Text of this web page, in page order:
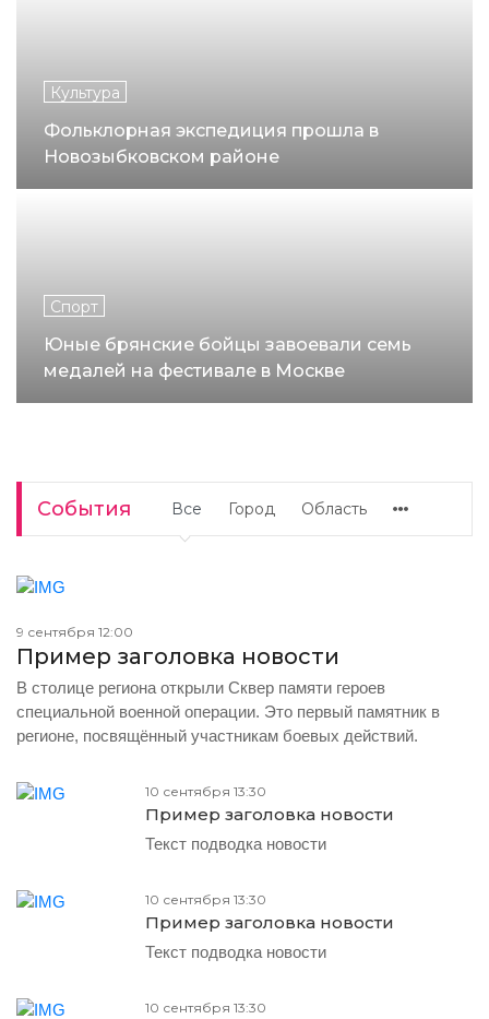
Культура
Фольклорная экспедиция прошла в
Новозыбковском районе
Спорт
Юные брянские бойцы завоевали семь
медалей на фестивале в Москве
События Все Город Область
9 сентября 12:00
Пример заголовка новости
В столице региона открыли Сквер памяти героев
специальной военной операции. Это первый памятник в
регионе, посвящённый участникам боевых действий.
10 сентября 13:30
Пример заголовка новости
Текст подводка новости
10 сентября 13:30
Пример заголовка новости
Текст подводка новости
10 сентября 13:30